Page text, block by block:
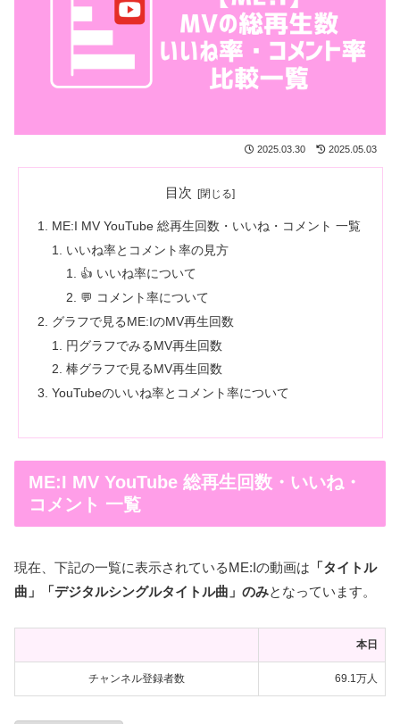
2025.03.30 2025.05.03
目次
ME:I MV YouTube 総再生回数・いいね・コメント 一覧
いいね率とコメント率の見方
👍 いいね率について
💬 コメント率について
グラフで見るME:IのMV再生回数
円グラフでみるMV再生回数
棒グラフで見るMV再生回数
YouTubeのいいね率とコメント率について
ME:I MV YouTube 総再生回数・いいね・
コメント 一覧
現在、下記の一覧に表示されているME:Iの動画は 「タイトル
曲」「デジタルシングルタイトル曲」のみとなっています。
本日
チャンネル登録者数 69.1万人